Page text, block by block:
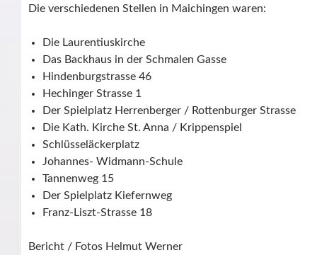
Die verschiedenen Stellen in Maichingen waren:
Die Laurentiuskirche
Das Backhaus in der Schmalen Gasse
Hindenburgstrasse 46
Hechinger Strasse 1
Der Spielplatz Herrenberger / Rottenburger Strasse
Die Kath. Kirche St. Anna / Krippenspiel
Schlüsseläckerplatz
Johannes- Widmann-Schule
Tannenweg 15
Der Spielplatz Kiefernweg
Franz-Liszt-Strasse 18
Bericht / Fotos Helmut Werner